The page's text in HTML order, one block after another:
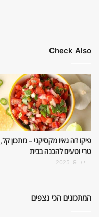
Check Also
פיקו דה גאיו מקסיקני – מתכון קל,
טרי וטעים להכנה בבית
יולי 9, 2025
המתכונים הכי נצפים